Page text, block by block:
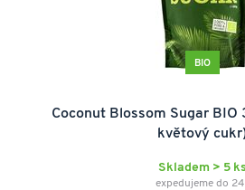
BIO
Coconut Blossom Sugar BIO
květový
Skladem > 5 ks
expedujeme do